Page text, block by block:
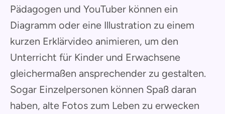
Pädagogen und YouTuber können ein
Diagramm oder eine Illustration zu einem
kurzen Erklärvideo animieren, um den
Unterricht für Kinder und Erwachsene
gleichermaßen ansprechender zu gestalten.
Sogar Einzelpersonen können Spaß daran
haben, alte Fotos zum Leben zu erwecken